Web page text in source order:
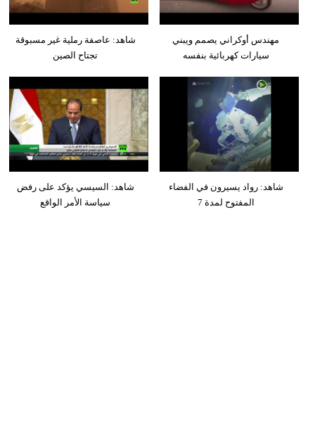
شاهد: عاصفة رملية غير مسبوقة
تجتاح الصين
مهندس أوكراني يصمم ويبني
سيارات كهربائية بنفسه
شاهد: السيسي يؤكد على رفض
سياسة الأمر الواقع
شاهد: رواد يسيرون في الفضاء
المفتوح لمدة 7